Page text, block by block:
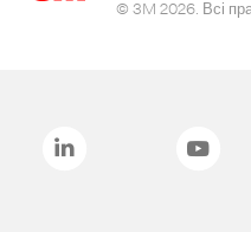
© 3M 2026. Всі